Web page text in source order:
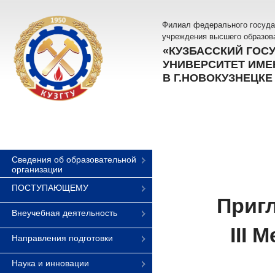
Филиал федерального
учреждения высшего
«КУЗБАССКИЙ
УНИВЕРСИТЕТ
В Г.НОВОКУЗНЕЦКЕ
Сведения об образовательной
организации
ПОСТУПАЮЩЕМУ
Внеучебная деятельность
Направления подготовки
Наука и инновации
III